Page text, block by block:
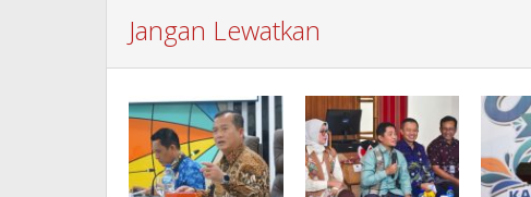
Jangan Lewatkan